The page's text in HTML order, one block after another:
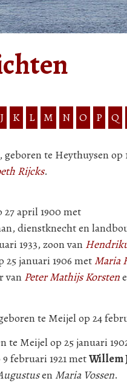
J K L M N O P Q
geboren te Heythuysen op
Rijcks.
april 1900 met
dienstknecht en
1933, zoon van
januari 1906 met Maria
van Peter Mathijs Korsten
te Meijel op 24
te Meijel op 25 januari
februari 1921 metWillem
en Maria Vossen.